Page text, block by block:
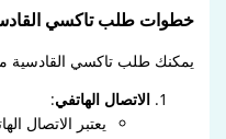
خطوات طلب تاكسي
يمكنك طلب تاكسي القادسية
الاتصال الهاتفي:
يعتبر الاتصال